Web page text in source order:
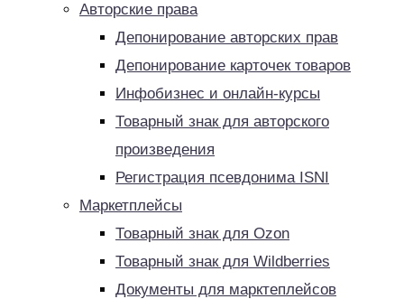
Авторские права
Депонирование авторских прав
Депонирование карточек товаров
Инфобизнес и онлайн-курсы
Товарный знак для авторского
произведения
Регистрация псевдонима ISNI
Маркетплейсы
Товарный знак для Ozon
Товарный знак для Wildberries
Документы для марктеплейсов